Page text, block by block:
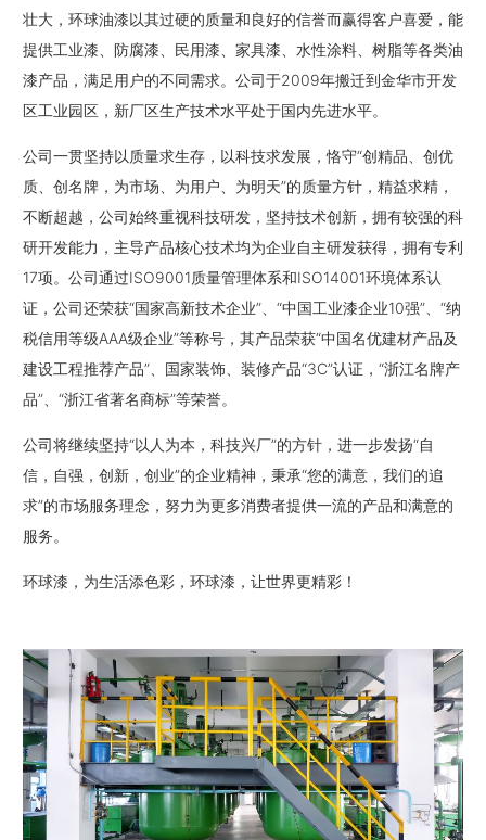
壮大，环球油漆以其过硬的质量和良好的信誉而赢得客户喜爱，能
提供工业漆、防腐漆、民用漆、家具漆、水性涂料、树脂等各类油
漆产品，满足用户的不同需求。公司于2009年搬迁到金华市开发
区工业园区，新厂区生产技术水平处于国内先进水平。
公司一贯坚持以质量求生存，以科技求发展，恪守“创精品、创优
质、创名牌，为市场、为用户、为明天”的质量方针，精益求精，
不断超越，公司始终重视科技研发，坚持技术创新，拥有较强的科
研开发能力，主导产品核心技术均为企业自主研发获得，拥有专利
17项。公司通过ISO9001质量管理体系和ISO14001环境体系认
证，公司还荣获“国家高新技术企业”、“中国工业漆企业10强”、“纳
税信用等级AAA级企业”等称号，其产品荣获“中国名优建材产品及
建设工程推荐产品”、国家装饰、装修产品“3C”认证，“浙江名牌产
品”、“浙江省著名商标”等荣誉。
公司将继续坚持“以人为本，科技兴厂”的方针，进一步发扬“自
信，自强，创新，创业”的企业精神，秉承“您的满意，我们的追
求”的市场服务理念，努力为更多消费者提供一流的产品和满意的
服务。
环球漆，为生活添色彩，环球漆，让世界更精彩！